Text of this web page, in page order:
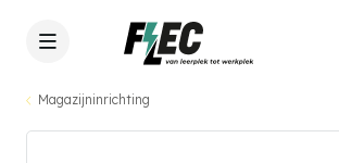
Magazijninrichting